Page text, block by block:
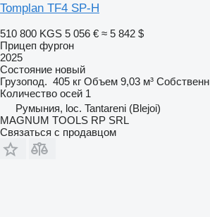
Tomplan TF4 SP-H
510 800 KGS 5 056 € ≈ 5 842 $
Прицеп фургон
2025
Состояние новый
Грузопод. 405 кг Объем 9,03 м³
Количество осей 1
Румыния, loc. Tantareni (Blejoi)
MAGNUM TOOLS RP SRL
Связаться с продавцом